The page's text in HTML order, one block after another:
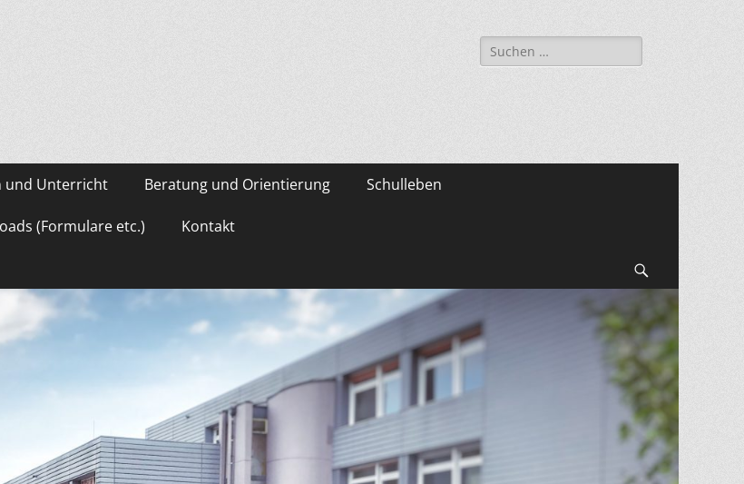
Gevelsberg
Suche
nach:
und Unterricht Beratung und Orientierung Schulleben
(Formulare etc.) Kontakt